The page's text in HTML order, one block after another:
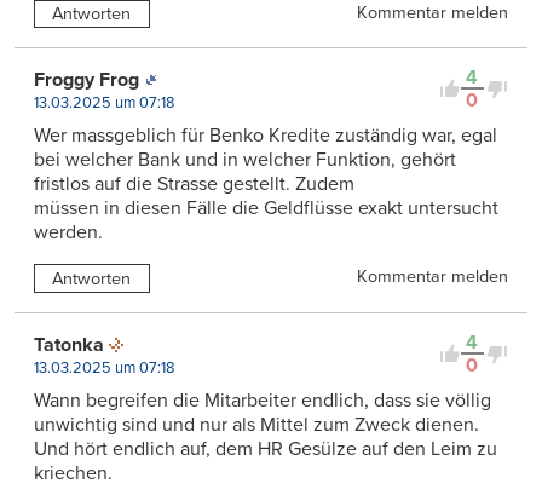
Antworten Kommentar melden
4
0
Froggy Frog
13.03.2025 um 07:18
Wer massgeblich für Benko Kredite zuständig war, egal
bei welcher Bank und in welcher Funktion, gehört
fristlos auf die Strasse gestellt. Zudem
müssen in diesen Fälle die Geldflüsse exakt untersucht
werden.
Antworten Kommentar melden
4
0
Tatonka
13.03.2025 um 07:18
Wann begreifen die Mitarbeiter endlich, dass sie völlig
unwichtig sind und nur als Mittel zum Zweck dienen.
Und hört endlich auf, dem HR Gesülze auf den Leim zu
kriechen.